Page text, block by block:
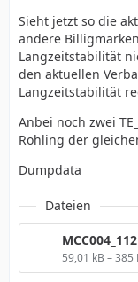
Sieht jetzt so die
andere
Langzeitstabilität
den aktuellen
Langzeitstabilität
Anbei noch zwei
Rohling der
Dumpdata
Dateien
59,01 kB –